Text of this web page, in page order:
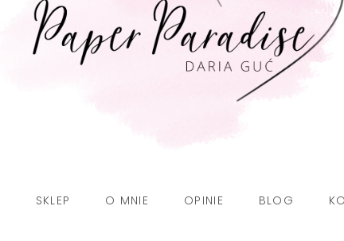
SKLEP O MNIE OPINIE BLOG